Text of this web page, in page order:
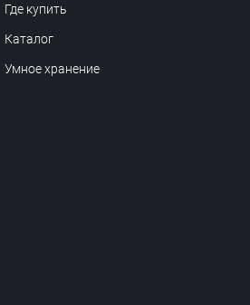
Где купить
Каталог
Умное хранение